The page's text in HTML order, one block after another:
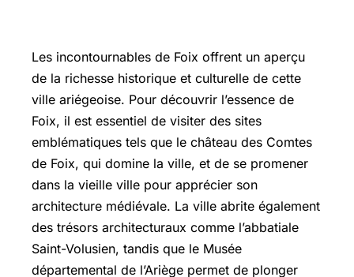
Les incontournables de Foix offrent un aperçu
de la richesse historique et culturelle de cette
ville ariégeoise. Pour découvrir l’essence de
Foix, il est essentiel de visiter des sites
emblématiques tels que le château des Comtes
de Foix, qui domine la ville, et de se promener
dans la vieille ville pour apprécier son
architecture médiévale. La ville abrite également
des trésors architecturaux comme l’abbatiale
Saint-Volusien, tandis que le Musée
départemental de l’Ariège permet de plonger